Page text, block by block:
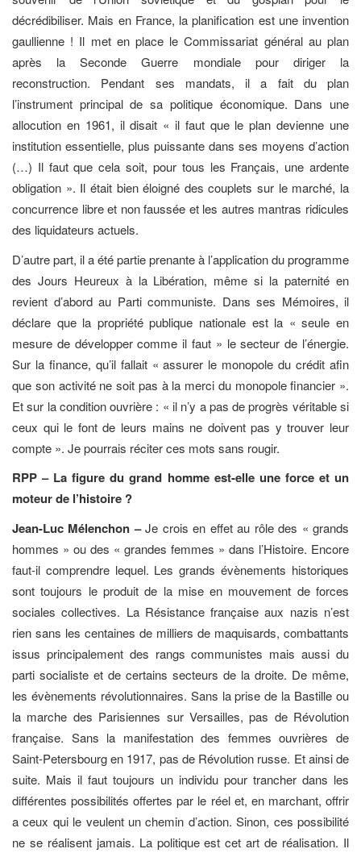
décrédibiliser. Mais en France, la planification est une invention
gaullienne ! Il met en place le Commissariat général au plan
après la Seconde Guerre mondiale pour diriger la
reconstruction. Pendant ses mandats, il a fait du plan
l’instrument principal de sa politique économique. Dans une
allocution en 1961, il disait « il faut que le plan devienne une
institution essentielle, plus puissante dans ses moyens d’action
(…) Il faut que cela soit, pour tous les Français, une ardente
obligation ». Il était bien éloigné des couplets sur le marché, la
concurrence libre et non faussée et les autres mantras ridicules
des liquidateurs actuels.
D’autre part, il a été partie prenante à l’application du programme
des Jours Heureux à la Libération, même si la paternité en
revient d’abord au Parti communiste. Dans ses Mémoires, il
déclare que la propriété publique nationale est la « seule en
mesure de développer comme il faut » le secteur de l’énergie.
Sur la finance, qu’il fallait « assurer le monopole du crédit afin
que son activité ne soit pas à la merci du monopole financier ».
Et sur la condition ouvrière : « il n’y a pas de progrès véritable si
ceux qui le font de leurs mains ne doivent pas y trouver leur
compte ». Je pourrais réciter ces mots sans rougir.
RPP – La figure du grand homme est-elle une force et un
moteur de l’histoire ?
Jean-Luc Mélenchon –Je crois en effet au rôle des « grands
hommes » ou des « grandes femmes » dans l’Histoire. Encore
faut-il comprendre lequel. Les grands évènements historiques
sont toujours le produit de la mise en mouvement de forces
sociales collectives. La Résistance française aux nazis n’est
rien sans les centaines de milliers de maquisards, combattants
issus principalement des rangs communistes mais aussi du
parti socialiste et de certains secteurs de la droite. De même,
les évènements révolutionnaires. Sans la prise de la Bastille ou
la marche des Parisiennes sur Versailles, pas de Révolution
française. Sans la manifestation des femmes ouvrières de
Saint-Petersbourg en 1917, pas de Révolution russe. Et ainsi de
suite. Mais il faut toujours un individu pour trancher dans les
différentes possibilités offertes par le réel et, en marchant, offrir
a ceux qui le veulent un chemin d’action. Sinon, ces possibilité
ne se réalisent jamais. La politique est cet art de réalisation. Il